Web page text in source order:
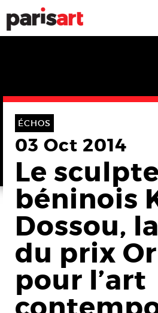
ÉCHOS
03 Oct 2014
Le
béninois
Dossou,
du prix
pour l’art